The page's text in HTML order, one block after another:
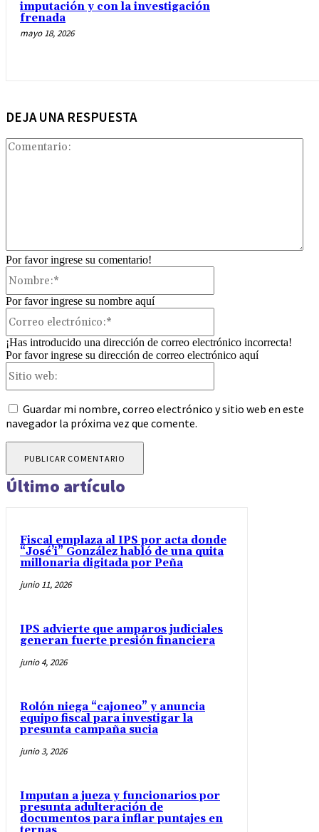
imputación y con la investigación
frenada
mayo 18, 2026
DEJA UNA RESPUESTA
Por favor ingrese su comentario!
Por favor ingrese su nombre aquí
¡Has introducido una dirección de correo electrónico incorrecta!
Por favor ingrese su dirección de correo electrónico aquí
Guardar mi nombre, correo electrónico y sitio web en este
navegador la próxima vez que comente.
Último artículo
Fiscal emplaza al IPS por acta donde
“José’i” González habló de una quita
millonaria digitada por Peña
junio 11, 2026
IPS advierte que amparos judiciales
generan fuerte presión financiera
junio 4, 2026
Rolón niega “cajoneo” y anuncia
equipo fiscal para investigar la
presunta campaña sucia
junio 3, 2026
Imputan a jueza y funcionarios por
presunta adulteración de
documentos para inflar puntajes en